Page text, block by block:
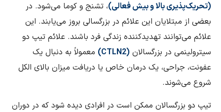
(تحریک‌پذیری بالا و بیش فعالی)، تشنج و کوما می‌شود. در
بعضی از مبتلایان این علائم در بزرگسالی بروز می‌یابند. این
علائم می‌توانند تهدیدکننده زندگی فرد باشند. علائم تیپ دو
سیترولینمی در بزرگسالان (CTLN2) معمولاً به دنبال یک
عفونت، جراحی، یک درمان خاص یا دریافت میزان بالای الکل
شروع می‌شوند.
تیپ دو بزرگسالان ممکن است در افرادی دیده شود که در دوران